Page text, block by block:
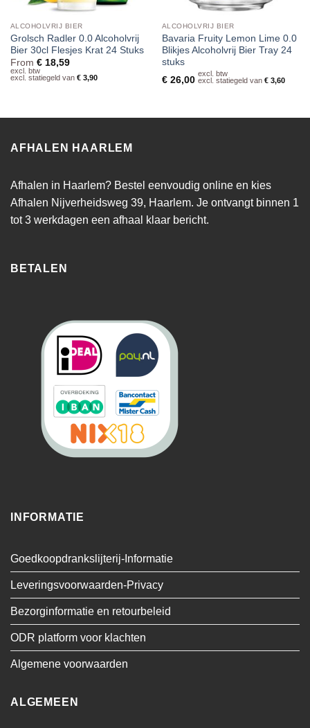
ALCOHOLVRIJ BIER
Grolsch Radler 0.0 Alcoholvrij
Bier 30cl Flesjes Krat 24 Stuks
From €18,59
excl. btw
excl. statiegeld van €3,90
ALCOHOLVRIJ BIER
Bavaria Fruity Lemon Lime 0.0
Blikjes Alcoholvrij Bier Tray 24
stuks
€26,00
excl. btw
excl. statiegeld van €3,60
AFHALEN HAARLEM
Afhalen in Haarlem? Bestel eenvoudig online en kies
Afhalen Nijverheidsweg 39, Haarlem. Je ontvangt binnen 1
tot 3 werkdagen een afhaal klaar bericht.
BETALEN
INFORMATIE
Goedkoopdrankslijterij-Informatie
Leveringsvoorwaarden-Privacy
Bezorginformatie en retourbeleid
ODR platform voor klachten
Algemene voorwaarden
ALGEMEEN